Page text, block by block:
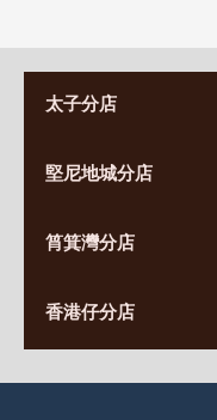
太子分店
營業時間:
九龍太子太子道西141號
堅尼地城分店
營業時間:
香港堅尼地城卑路乍街
(堅尼地城地鐵站B出口)
筲箕灣分店
營業時間:
(10:00am-20:30pm)
香港仔分店
營業時間: